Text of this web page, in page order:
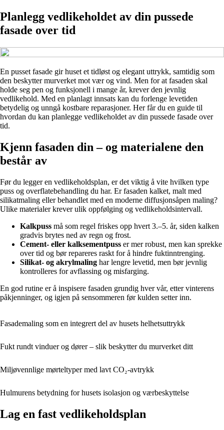
Planlegg vedlikeholdet av din pussede
fasade over tid
En pusset fasade gir huset et tidløst og elegant uttrykk, samtidig som
den beskytter murverket mot vær og vind. Men for at fasaden skal
holde seg pen og funksjonell i mange år, krever den jevnlig
vedlikehold. Med en planlagt innsats kan du forlenge levetiden
betydelig og unngå kostbare reparasjoner. Her får du en guide til
hvordan du kan planlegge vedlikeholdet av din pussede fasade over
tid.
Kjenn fasaden din – og materialene den
består av
Før du legger en vedlikeholdsplan, er det viktig å vite hvilken type
puss og overflatebehandling du har. Er fasaden kalket, malt med
silikatmaling eller behandlet med en moderne diffusjonsåpen maling?
Ulike materialer krever ulik oppfølging og vedlikeholdsintervall.
Kalkpuss må som regel friskes opp hvert 3.–5. år, siden kalken
gradvis brytes ned av regn og frost.
Cement- eller kalksementpuss er mer robust, men kan sprekke
over tid og bør repareres raskt for å hindre fuktinntrenging.
Silikat- og akrylmaling har lengre levetid, men bør jevnlig
kontrolleres for avflassing og misfarging.
En god rutine er å inspisere fasaden grundig hver vår, etter vinterens
påkjenninger, og igjen på sensommeren før kulden setter inn.
Fasademaling som en integrert del av husets helhetsuttrykk
Fukt rundt vinduer og dører – slik beskytter du murverket ditt
Miljøvennlige mørteltyper med lavt CO₂-avtrykk
Hulmurens betydning for husets isolasjon og værbeskyttelse
Lag en fast vedlikeholdsplan